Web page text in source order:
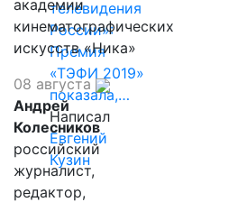
телевидения
России»:
Премия
«ТЭФИ 2019»
показала,…
Написал
Евгений
Кузин
академии
кинематографических
искусств «Ника»
08 августа
Андрей
Колесников
российский
журналист,
редактор,